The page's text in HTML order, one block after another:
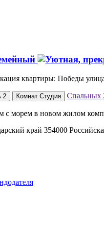
квартиры: Победы
2 Комнат Студия Спальных
морем в новом жилом
край 354000